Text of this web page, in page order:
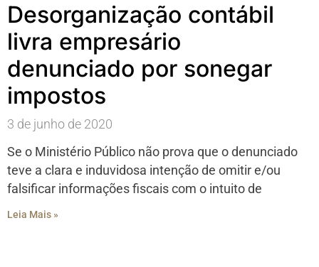
Desorganização contábil
livra empresário
denunciado por sonegar
impostos
3 de junho de 2020
Se o Ministério Público não prova que o denunciado
teve a clara e induvidosa intenção de omitir e/ou
falsificar informações fiscais com o intuito de
Leia Mais »